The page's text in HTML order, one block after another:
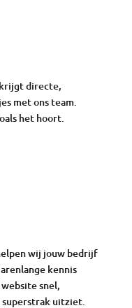
krijgt directe,
met ons team.
het hoort.
wij jouw bedrijf
kennis
snel,
uitziet.